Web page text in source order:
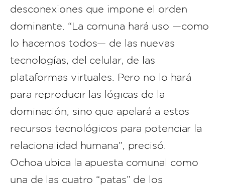
desconexiones que impone el orden
dominante. “La comuna hará uso —como
lo hacemos todos— de las nuevas
tecnologías, del celular, de las
plataformas virtuales. Pero no lo hará
para reproducir las lógicas de la
dominación, sino que apelará a estos
recursos tecnológicos para potenciar la
relacionalidad humana”, precisó.
Ochoa ubica la apuesta comunal como
una de las cuatro “patas” de los